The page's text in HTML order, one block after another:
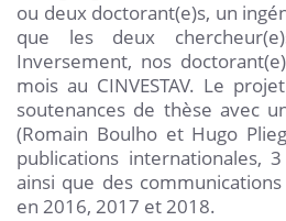
ou deux doctorant(e)s, un
que les deux
Inversement, nos
mois au CINVESTAV. Le
soutenances de thèse avec
(Romain Boulho et Hugo
publications internationales, 3
ainsi que des
en 2016, 2017 et 2018.